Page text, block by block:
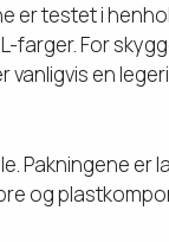
er testet i
farger. For
en
Pakningene er
og